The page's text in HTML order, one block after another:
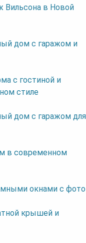
Вильсона в Новой
дом с гаражом и
с гостиной и
стиле
дом с гаражом для
в современном
окнами с фото
крышей и